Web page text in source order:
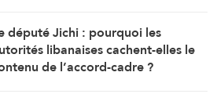
député Jichi : pourquoi les
libanaises cachent-elles le
de l’accord-cadre ?